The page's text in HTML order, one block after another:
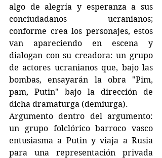
algo de alegría y esperanza a sus
conciudadanos ucranianos;
conforme crea los personajes, estos
van apareciendo en escena y
dialogan con su creadora: un grupo
de actores ucranianos que, bajo las
bombas, ensayarán la obra "Pim,
pam, Putin" bajo la dirección de
dicha dramaturga (demiurga).
Argumento dentro del argumento:
un grupo folclórico barroco vasco
entusiasma a Putin y viaja a Rusia
para una representación privada